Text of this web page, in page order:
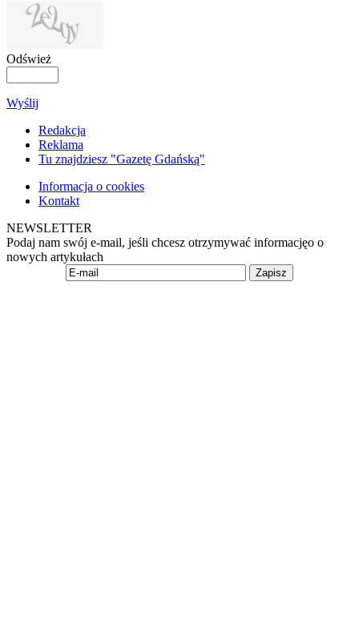
Odśwież
Wyślij
Redakcja
Reklama
Tu znajdziesz "Gazetę Gdańską"
Informacja o cookies
Kontakt
NEWSLETTER
Podaj nam swój e-mail, jeśli chcesz otrzymywać informacjęo o
nowych artykułach
Zapisz